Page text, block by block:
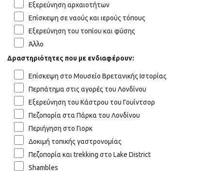
Εξερεύνηση αρχαιοτήτων
Επίσκεψη σε ναούς και ιερούς τόπους
Εξερεύνηση του τοπίου και φύσης
Άλλο
Δραστηριότητες που με ενδιαφέρουν:
Επίσκεψη στο Μουσείο Βρετανικής Ιστορίας
Περπάτημα στις αγορές του Λονδίνου
Εξερεύνηση του Κάστρου του Γουίντσορ
Πεζοπορία στα Πάρκα του Λονδίνου
Περιήγηση στο Γιορκ
Δοκιμή τοπικής γαστρονομίας
Πεζοπορία και trekking στο Lake District
Shambles